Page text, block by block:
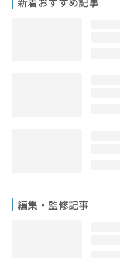
編集・監修記事
お